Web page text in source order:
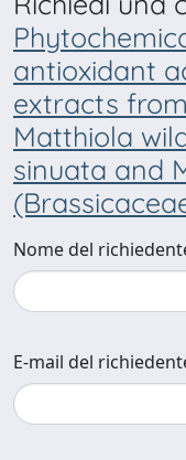
antioxidant
extracts
Matthiola
sinuata and
Nome del
E-mail del